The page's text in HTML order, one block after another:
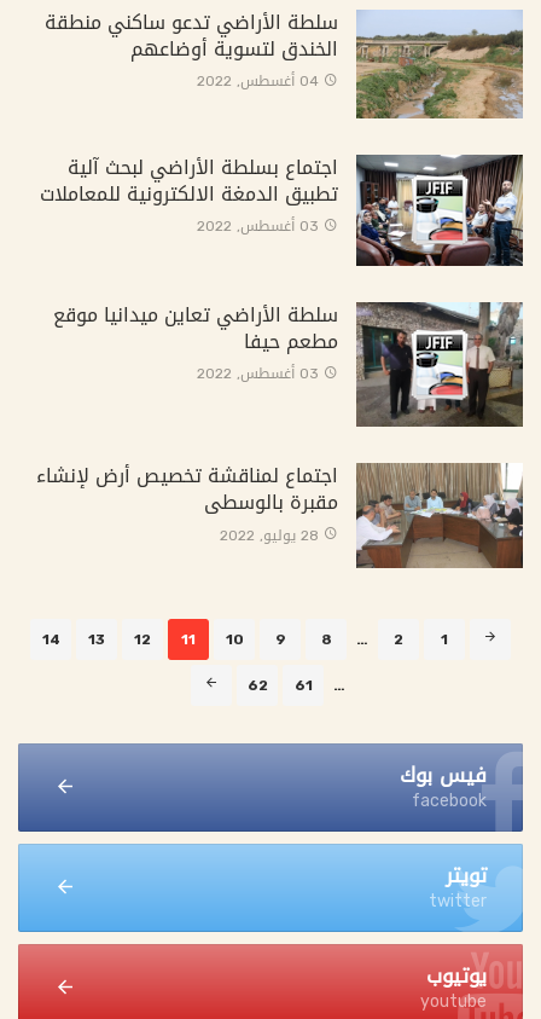
سلطة الأراضي تدعو ساكني منطقة
الخندق لتسوية أوضاعهم
04 أغسطس, 2022
اجتماع بسلطة الأراضي لبحث آلية
تطبيق الدمغة الالكترونية للمعاملات
03 أغسطس, 2022
سلطة الأراضي تعاين ميدانيا موقع
مطعم حيفا
03 أغسطس, 2022
اجتماع لمناقشة تخصيص أرض لإنشاء
مقبرة بالوسطى
28 يوليو, 2022
صفحة 1
2
…
8
9
10
11
12
13
14
…
61
62
فيس بوك
facebook
تويتر
twitter
يوتيوب
youtube